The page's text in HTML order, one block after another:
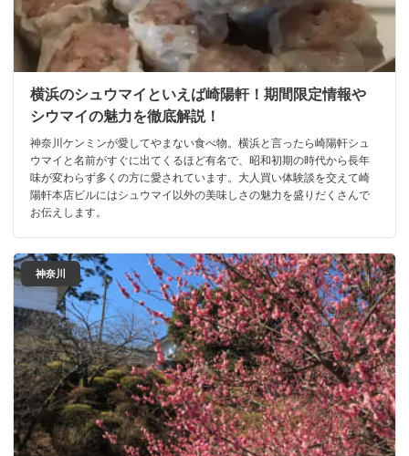
横浜のシュウマイといえば崎陽軒！期間限定情報や
シウマイの魅力を徹底解説！
神奈川ケンミンが愛してやまない食べ物。横浜と言ったら崎陽軒シュ
ウマイと名前がすぐに出てくるほど有名で、昭和初期の時代から長年
味が変わらず多くの方に愛されています。大人買い体験談を交えて崎
陽軒本店ビルにはシュウマイ以外の美味しさの魅力を盛りだくさんで
お伝えします。
神奈川